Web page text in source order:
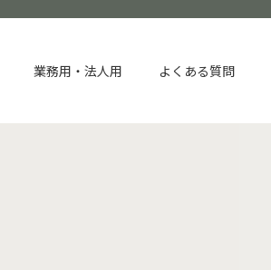
業務用・法人用 よくある質問